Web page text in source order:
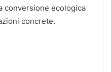
conversione ecologica
concrete.